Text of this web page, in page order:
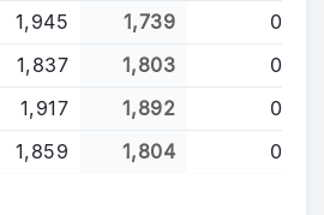
1,945 1,739
0
1,837 1,803
0
1,917 1,892
0
1,859 1,804 0